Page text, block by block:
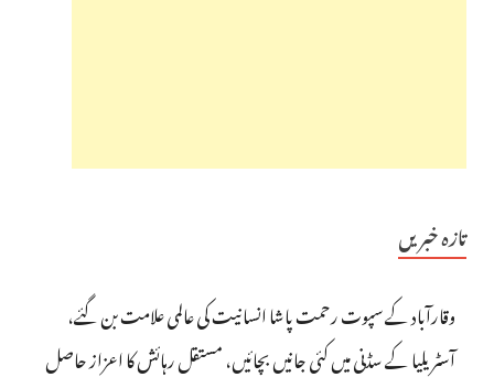
تازہ خبریں
وقارآباد کے سپوت رحمت پاشا انسانیت کی عالمی علامت بن گئے،
آسٹریلیا کے سڈنی میں کئی جانیں بچائیں، مستقل رہائش کا اعزاز حاصل